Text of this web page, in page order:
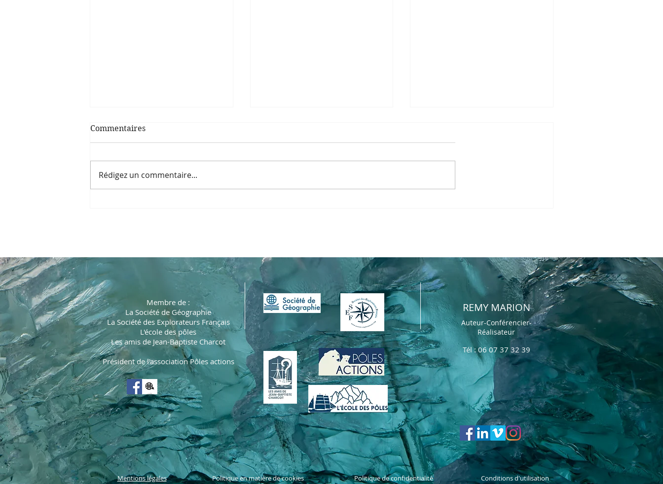
Commentaires
Rédigez un commentaire...
Membre de :
La Société de Géographie
La Société des Explorateurs Français
L'école des pôles
Les amis de Jean-Baptiste Charcot
Président de l'association Pôles actions
REMY MARION
Auteur-Conférencier-
Réalisateur
Tél : 06 07 37 32 39
Mentions légales Politique en matière de cookies Politique de confidentialité Conditions d'utilisation